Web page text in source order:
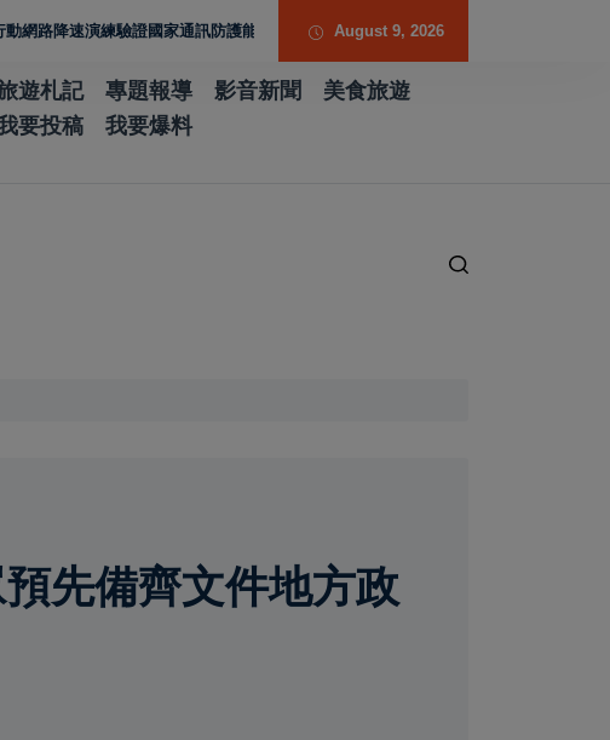
演練驗證國家通訊防護能力 台南水土保持服務團提升專業能力 導入無人機UAV技
August 9, 2026
遊札記 專題報導 影音新聞
美食旅遊
要投稿 我要爆料
先備齊文件地方政